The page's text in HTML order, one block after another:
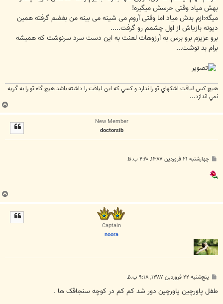
بهش میاد وقتی حرسش میگیره!
میگه:ازم بدش میاد اما وقتی آروم می شینه می بینه من بغضم گرفته همین
دیونه بازیاش از اول چشمم رو گرفت.....
برو عزیزم برو برس به آرزوهات لعنت به این دست سرد سرنوشت که همیشه
برام بد نوشت...
هيچ كس لياقت اشكهاي تو را ندارد و كسي كه اين لياقت را داشته باشد هيچ گاه تو را به گريه
نمي اندازد...
ب
ا
New Member
doctorsib
پ
ت
چهارشنبه ۲۱ فروردین ۱۳۸۷, ۴:۲۰ ب.ظ
ب
ا
Captain
noora
پ
ت
پنج‌شنبه ۲۲ فروردین ۱۳۸۷, ۹:۱۸ ب.ظ
طفل پاورچين پاورچين دور شد کم کم در کوچه سنجاقک ها .